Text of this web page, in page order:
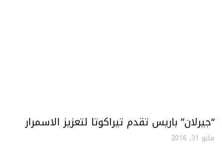
“جيرلان” باريس تقدم تيراكوتا لتعزيز الاسمرار
مايو 31, 2016